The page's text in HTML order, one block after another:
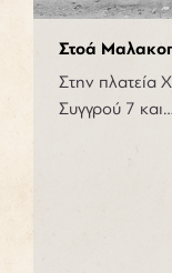
Στοά
Στην πλατεία
Συγγρού 7 και…